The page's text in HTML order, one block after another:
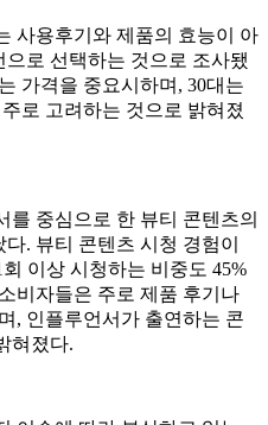
사용후기와 제품의 효능이 아
로 선택하는 것으로 조사됐
가격을 중요시하며, 30대는
로 고려하는 것으로 밝혀졌
를 중심으로 한 뷰티 콘텐츠의
. 뷰티 콘텐츠 시청 경험이
이상 시청하는 비중도 45%
비자들은 주로 제품 후기나
, 인플루언서가 출연하는 콘
혀졌다.